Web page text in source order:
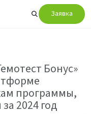
Заявка
Бонус»
программы,
2024 год